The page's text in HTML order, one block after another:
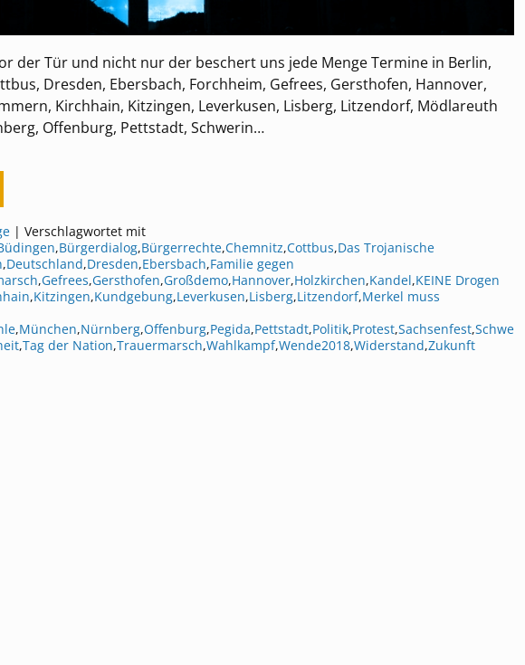
der Tür und nicht nur der beschert uns jede Menge Termine in Berlin,
Dresden, Ebersbach, Forchheim, Gefrees, Gersthofen, Hannover,
Kirchhain, Kitzingen, Leverkusen, Lisberg, Litzendorf, Mödlareuth
Offenburg, Pettstadt, Schwerin…
| Verschlagwortet mit
,Bürgerdialog,Bürgerrechte,Chemnitz,Cottbus,Das Trojanische
,Deutschland,Dresden,Ebersbach,Familie gegen
,Gefrees,Gersthofen,Großdemo,Hannover,Holzkirchen,Kandel,KEINE Drogen
,Kitzingen,Kundgebung,Leverkusen,Lisberg,Litzendorf,Merkel muss
,München,Nürnberg,Offenburg,Pegida,Pettstadt,Politik,Protest,Sachsenfest,Schwe
,Tag der Nation,Trauermarsch,Wahlkampf,Wende2018,Widerstand,Zukunft